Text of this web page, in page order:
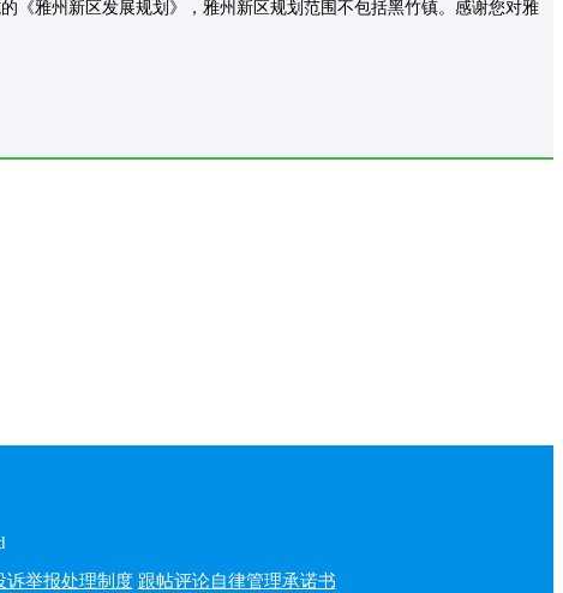
雅州新区发展规划》，雅州新区规划范围不包括黑竹镇。感谢您对雅
诉举报处理制度 跟帖评论自律管理承诺书